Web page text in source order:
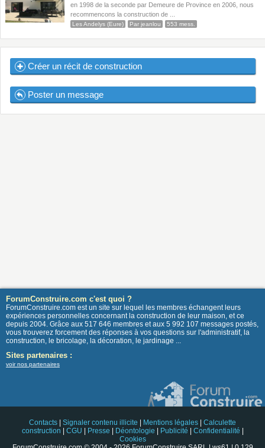
en 1998 de la seconde par Demeure de Province en 2006, nous
recommencons la construction de ...
Les Andelys (Eure) Par jeanlou 553 mess.
Créer un récit de construction
Poster un message
ForumConstruire.com c'est quoi ?
ForumConstruire.com est un site sur lequel les membres échangent leurs
expériences personnelles concernant la construction de leur maison, et ce
depuis 2004. Grâce aux 517 646 membres et aux 5 992 107 messages postés,
vous trouverez forcement des réponses à vos questions sur l'administratif, la
construction, le bricolage, la décoration, le jardinage ...
Sites partenaires :
voir nos partenaires
Contacts Signaler contenu illicite Mentions légales
Calculette
construction
CGU Presse Déontologie Publicité Confidentialité
Cookies